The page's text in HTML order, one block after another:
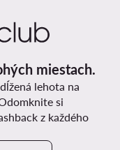
miestach.
lehota na
si
z každého